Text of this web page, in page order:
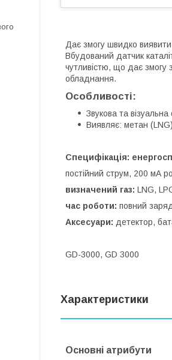
Дає змогу швидко виявити
Вбудований датчик
чутливістю, що дає змогу
обладнання.
Особливості:
Звукова та візуальна
Виявляє: метан
Специфікація:
постійний струм, 200 мА
визначений газ: LNG,
час роботи: повний
Аксесуари: детектор,
GD-3000, GD 3000
Характеристики
Основні атрибути